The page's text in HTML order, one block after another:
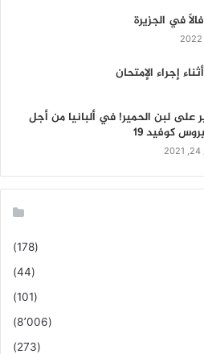
في الجزيرة
إجراء الإمتحان
على لبن الحمير! في ألبانيا من أجل
كوفيد 19
(178)
(44)
(101)
(8٬006)
(273)